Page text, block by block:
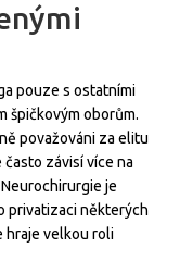
pouze s ostatními
špičkovým oborům.
považováni za elitu
závisí více na
je
privatizaci některých
hraje velkou roli